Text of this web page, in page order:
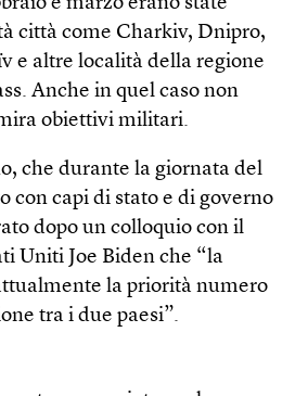
città come Charkiv, Dnipro,
e altre località della regione
Anche in quel caso non
obiettivi militari.
che durante la giornata del
con capi di stato e di governo
dopo un colloquio con il
Uniti Joe Biden che “la
la priorità numero
tra i due paesi”.